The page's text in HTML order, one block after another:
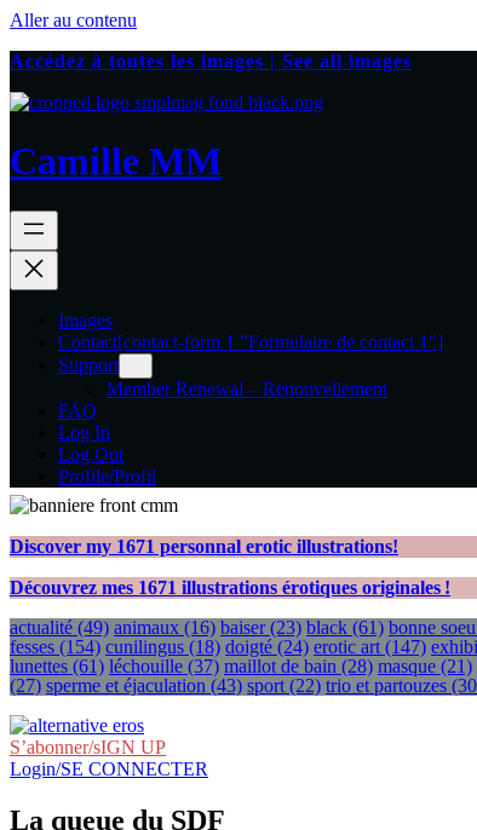
Aller au contenu
Accédez à toutes les images | See all images
Camille MM
Images
Contact[contact-form 1 "Formulaire de contact 1"]
Support
Member Renewal – Renouvellement
FAQ
Log In
Log Out
Profile/Profil
Discover my 1671 personnal erotic illustrations!
Découvrez mes 1671 illustrations érotiques originales !
actualité (49) animaux (16) baiser(23) black (61) bonne
fesses (154) cunilingus (18) doigté (24) erotic art (147)
lunettes (61) léchouille (37) maillot de bain (28) masque (21)
(27) sperme et éjaculation (43) sport (22) trio et partouzes
S’abonner/sIGN UP
Login/SE CONNECTER
La queue du SDF